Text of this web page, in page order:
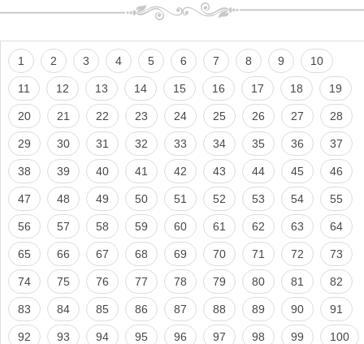
1 2 3 4 5 6 7 8 9 10
11 12 13 14 15 16 17 18 19
20 21 22 23 24 25 26 27 28
29 30 31 32 33 34 35 36 37
38 39 40 41 42 43 44 45 46
47 48 49 50 51 52 53 54 55
56 57 58 59 60 61 62 63 64
65 66 67 68 69 70 71 72 73
74 75 76 77 78 79 80 81 82
83 84 85 86 87 88 89 90 91
92 93 94 95 96 97 98 99 100